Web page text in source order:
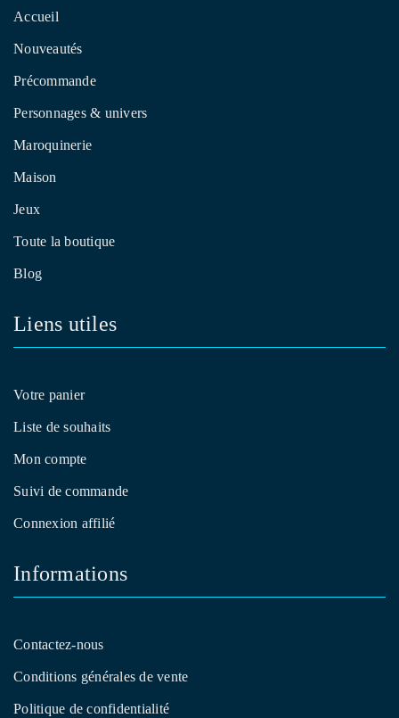
Accueil
Nouveautés
Précommande
Personnages & univers
Maroquinerie
Maison
Jeux
Toute la boutique
Blog
Liens utiles
Votre panier
Liste de souhaits
Mon compte
Suivi de commande
Connexion affilié
Informations
Contactez-nous
Conditions générales de vente
Politique de confidentialité